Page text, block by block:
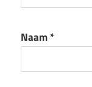
Naam*